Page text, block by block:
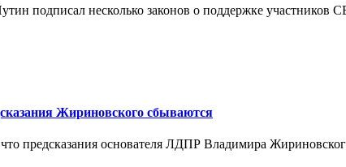
подписал несколько законов о поддержке участников
Жириновского сбываются
предсказания основателя ЛДПР Владимира